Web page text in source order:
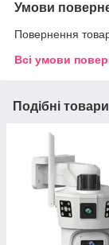
Умови
Повернення
Всі умови
Подібні